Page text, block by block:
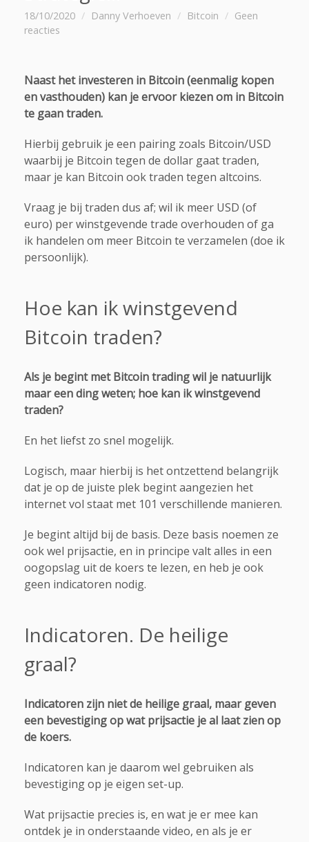
18/10/2020 Danny Verhoeven Bitcoin
Geen
reacties
Naast het investeren in Bitcoin (eenmalig kopen
en vasthouden) kan je ervoor kiezen om in Bitcoin
te gaan traden.
Hierbij gebruik je een pairing zoals Bitcoin/USD
waarbij je Bitcoin tegen de dollar gaat traden,
maar je kan Bitcoin ook traden tegen altcoins.
Vraag je bij traden dus af; wil ik meer USD (of
euro) per winstgevende trade overhouden of ga
ik handelen om meer Bitcoin te verzamelen (doe ik
persoonlijk).
Hoe kan ik winstgevend
Bitcoin traden?
Als je begint met Bitcoin trading wil je natuurlijk
maar een ding weten; hoe kan ik winstgevend
traden?
En het liefst zo snel mogelijk.
Logisch, maar hierbij is het ontzettend belangrijk
dat je op de juiste plek begint aangezien het
internet vol staat met 101 verschillende manieren.
Je begint altijd bij de basis. Deze basis noemen ze
ook wel prijsactie, en in principe valt alles in een
oogopslag uit de koers te lezen, en heb je ook
geen indicatoren nodig.
Indicatoren. De heilige
graal?
Indicatoren zijn niet de heilige graal, maar geven
een bevestiging op wat prijsactie je al laat zien op
de koers.
Indicatoren kan je daarom wel gebruiken als
bevestiging op je eigen set-up.
Wat prijsactie precies is, en wat je er mee kan
ontdek je in onderstaande video, en als je er